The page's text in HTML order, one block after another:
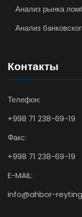
Анализ рынка
Анализ
Контакты
Телефон:
+998 71 238-69-19
Факс:
+998 71 238-69-19
E-MAIL:
info@ahbor-